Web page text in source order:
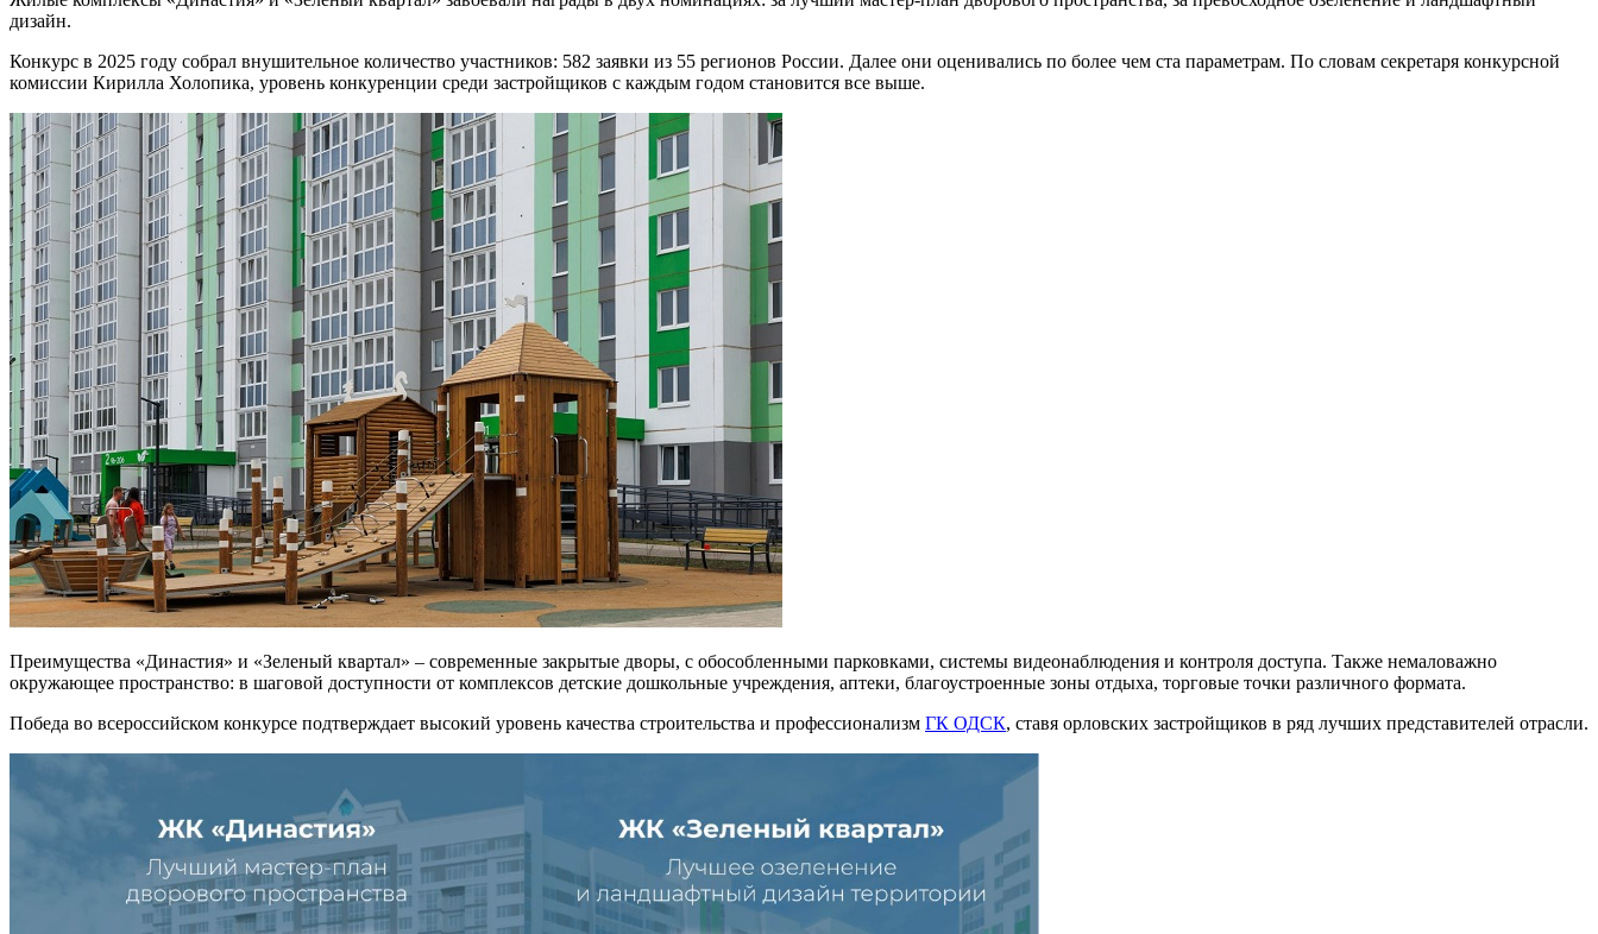
дизайн.
Конкурс в 2025 году собрал внушительное количество участников: 582 заявки из 55 регионов России. Далее они оценивались по более чем ста параметрам. По словам секретаря конкурсной
комиссии Кирилла Холопика, уровень конкуренции среди застройщиков с каждым годом становится все выше.
Преимущества «Династия» и «Зеленый квартал» – современные закрытые дворы, с обособленными парковками, системы видеонаблюдения и контроля доступа. Также немаловажно
окружающее пространство: в шаговой доступности от комплексов детские дошкольные учреждения, аптеки, благоустроенные зоны отдыха, торговые точки различного формата.
Победа во всероссийском конкурсе подтверждает высокий уровень качества строительства и профессионализм ГК ОДСК, ставя орловских застройщиков в ряд лучших представителей отрасли.